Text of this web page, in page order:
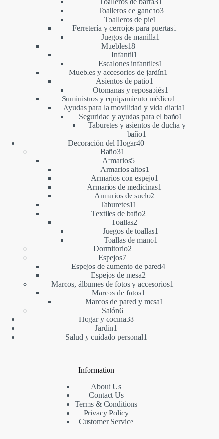
Toalleros de barra31
productos
Toalleros de gancho33
Toalleros de pie1
producto
Ferretería y cerrojos para puertas1
Juegos de manilla1
Muebles1818
productos
Infantil1
producto
Escalones infantiles1
producto
Muebles y accesorios de jardín1
Asientos de patio1
producto
Otomanas y reposapiés1
producto
Suministros y equipamiento médico1
producto
Ayudas para la movilidad y vida diaria1
Seguridad y ayudas para el baño1
producto
Taburetes y asientos de ducha y
baño1
Decoración del Hogar4040
Baño31
productos
Armarios55
productos
Armarios altos1
producto
Armarios con espejo1
producto
Armarios de medicinas1
Armarios de suelo2
Taburetes11
productos
Textiles de baño22
Toallas2
productos
Juegos de toallas1
Toallas de mano1
Dormitorio22
Espejos77
productos
Espejos de aumento de pared44
Espejos de mesa2
productos
Marcos, álbumes de fotos y accesorios1
Marcos de fotos1
producto
Marcos de pared y mesa1
Salón66
productos
Hogar y cocina3838
Jardín1
producto
Salud y cuidado personal1
Information
About Us
Contact Us
Terms & Conditions
Privacy Policy
Customer Service